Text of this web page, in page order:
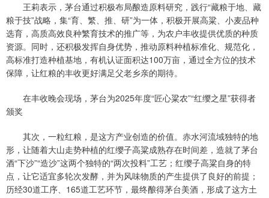
王莉表示，茅台通过积极布局酿造原料研究，践行“藏粮于地、藏
粮于技”战略，集“育、繁、推、研”为一体，积极开展高粱、小麦品种
选育，高质高效良种繁育技术的推广等，为农户丰收提供优质的种质
资源。同时，还积极发挥自身优势，推动原料种植标准化、规范化，
高标准打造种植基地，有机认证面积达100万亩，通过全方位的技术
保障，让红粮的丰收更好满足父老乡亲的期待。
在丰收晚会现场，茅台为2025年度“匠心粱农”“红缨之星”获得者
颁奖
其次，一粒红粮，是这方产业创造的价值。赤水河流域独特的地
形，让随着大山走势种植的红缨子高粱成熟存在时间差，造就了茅台
酒“下沙”“造沙”这两个独特的“两次投料”工艺；红缨子高粱自身的特
点，让它适宜多轮次发酵，并为风味物质的产生提供了良好的前提；
历经30道工序、165道工艺环节，最终酿得茅台美酒，形成了这方土